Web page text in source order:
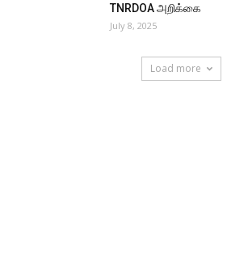
TNRDOA அறிக்கை
July 8, 2025
Load more